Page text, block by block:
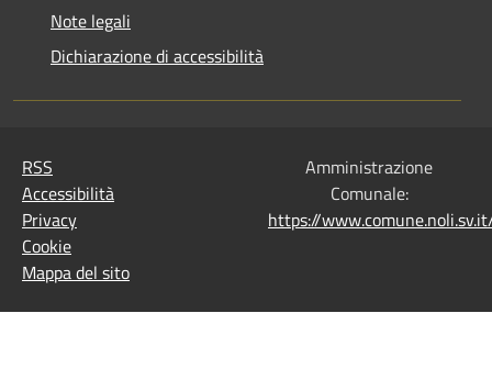
Note legali
Dichiarazione di accessibilità
RSS
Accessibilità
Privacy
Cookie
Mappa del sito
Amministrazione
Comunale:
https://